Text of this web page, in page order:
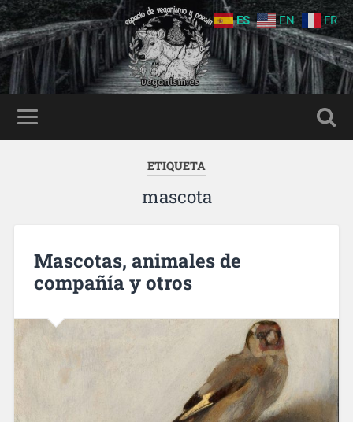
ETIQUETA
mascota
Mascotas, animales de
compañía y otros
ES EN FR